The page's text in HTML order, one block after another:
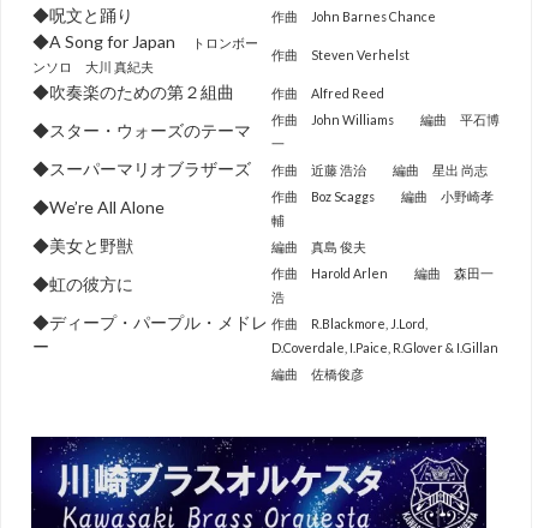
◆呪文と踊り 作曲 John Barnes Chance
◆A Song for Japan
トロンボー
ンソロ 大川 真紀夫
作曲 Steven Verhelst
◆吹奏楽のための第２組曲 作曲 Alfred Reed
◆スター・ウォーズのテーマ
作曲 John Williams 編曲 平石博
一
◆スーパーマリオブラザーズ 作曲 近藤 浩治 編曲 星出 尚志
◆We’re All Alone
作曲 Boz Scaggs 編曲 小野崎孝
輔
◆美女と野獣 編曲 真島 俊夫
◆虹の彼方に
作曲 Harold Arlen 編曲 森田一
浩
◆ディープ・パープル・メドレ
ー
作曲 R.Blackmore, J.Lord,
D.Coverdale, I.Paice, R.Glover & I.Gillan
編曲 佐橋俊彦